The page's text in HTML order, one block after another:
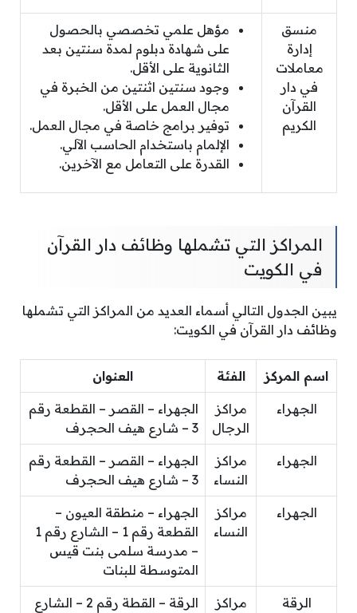
منسق
إدارة
معاملات
في دار
القرآن
الكريم
مؤهل علمي تخصصي بالحصول
على شهادة دبلوم لمدة سنتين بعد
الثانوية على الأقل.
وجود سنتين اثنتين من الخبرة في
مجال العمل على الأقل.
توفير برامج خاصة في مجال العمل.
الإلمام باستخدام الحاسب الآلي.
القدرة على التعامل مع الآخرين.
المراكز التي تشملها وظائف دار القرآن
في الكويت
يبين الجدول التالي أسماء العديد من المراكز التي تشملها
وظائف دار القرآن في الكويت:
اسم المركز الفئة العنوان
الجهراء
مراكز
الرجال
الجهراء – القصر – القطعة رقم
3 – شارع هيف الحجرف
الجهراء
مراكز
النساء
الجهراء – القصر – القطعة رقم
3 – شارع هيف الحجرف
الجهراء
مراكز
النساء
الجهراء – منطقة العيون –
القطعة رقم 1 – الشارع رقم 1
– مدرسة سلمى بنت قيس
المتوسطة للبنات
الرقة
مراكز
الرقة – القطة رقم 2 – الشارع